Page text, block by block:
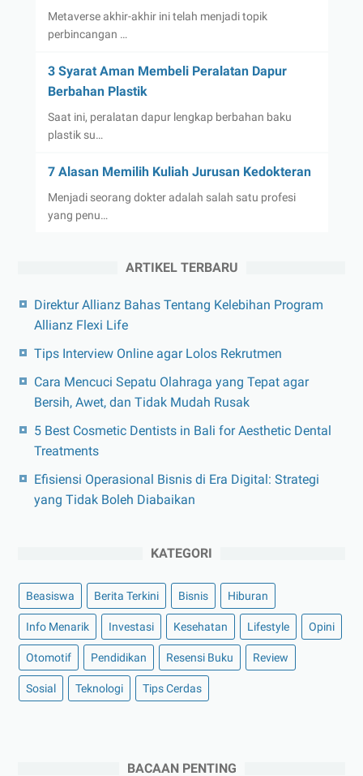
Metaverse akhir-akhir ini telah menjadi topik
perbincangan …
3 Syarat Aman Membeli Peralatan Dapur
Berbahan Plastik
Saat ini, peralatan dapur lengkap berbahan baku
plastik su…
7 Alasan Memilih Kuliah Jurusan Kedokteran
Menjadi seorang dokter adalah salah satu profesi
yang penu…
ARTIKEL TERBARU
Direktur Allianz Bahas Tentang Kelebihan Program
Allianz Flexi Life
Tips Interview Online agar Lolos Rekrutmen
Cara Mencuci Sepatu Olahraga yang Tepat agar
Bersih, Awet, dan Tidak Mudah Rusak
5 Best Cosmetic Dentists in Bali for Aesthetic Dental
Treatments
Efisiensi Operasional Bisnis di Era Digital: Strategi
yang Tidak Boleh Diabaikan
KATEGORI
Beasiswa Berita Terkini Bisnis Hiburan
Info Menarik Investasi Kesehatan Lifestyle Opini
Otomotif Pendidikan Resensi Buku Review
Sosial Teknologi Tips Cerdas
BACAAN PENTING